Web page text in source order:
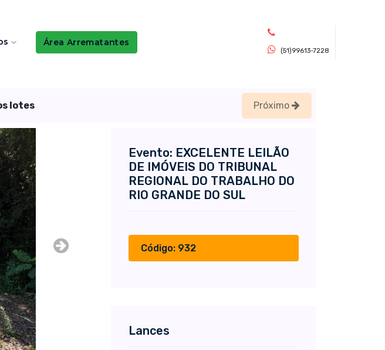
Área Arrematantes
(51)99613-7228
lotes Próximo
Next
Evento: EXCELENTE LEILÃO
DE IMÓVEIS DO TRIBUNAL
REGIONAL DO TRABALHO DO
RIO GRANDE DO SUL
Código: 932
Lances